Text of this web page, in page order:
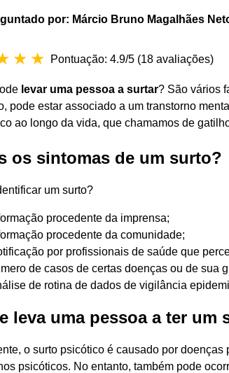
por: Márcio Bruno Magalhães
Pontuação: 4.9/5 (18 avaliações)
levar uma pessoa a surtar? São vários
pode estar associado a um transtorno
ao longo da vida, que chamamos de
os sintomas de um surto?
um surto?
procedente da imprensa;
procedente da comunidade;
por profissionais de saúde que
de casos de certas doenças ou de sua
de rotina de dados de vigilância
leva uma pessoa a ter um
o surto psicótico é causado por
psicóticos. No entanto, também pode